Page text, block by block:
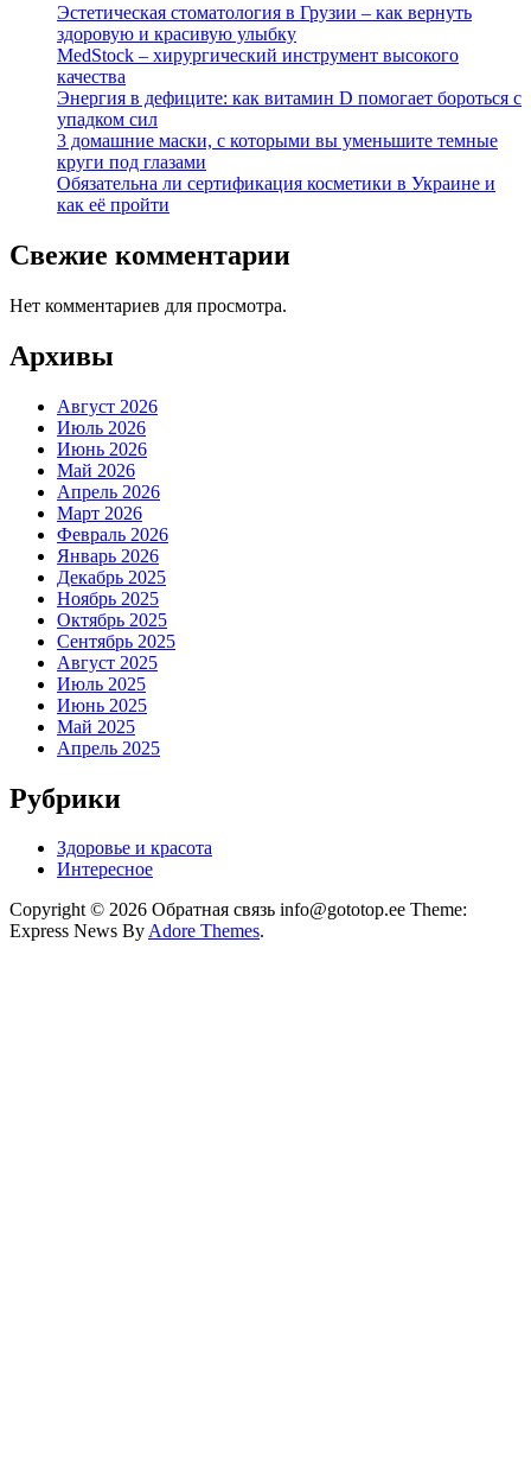
Эстетическая стоматология в Грузии – как вернуть
здоровую и красивую улыбку
MedStock – хирургический инструмент высокого
качества
Энергия в дефиците: как витамин D помогает бороться с
упадком сил
3 домашние маски, с которыми вы уменьшите темные
круги под глазами
Обязательна ли сертификация косметики в Украине и
как её пройти
Свежие комментарии
Нет комментариев для просмотра.
Архивы
Август 2026
Июль 2026
Июнь 2026
Май 2026
Апрель 2026
Март 2026
Февраль 2026
Январь 2026
Декабрь 2025
Ноябрь 2025
Октябрь 2025
Сентябрь 2025
Август 2025
Июль 2025
Июнь 2025
Май 2025
Апрель 2025
Рубрики
Здоровье и красота
Интересное
Copyright © 2026 Обратная связь info@gototop.ee Theme:
Express News ByAdore Themes.